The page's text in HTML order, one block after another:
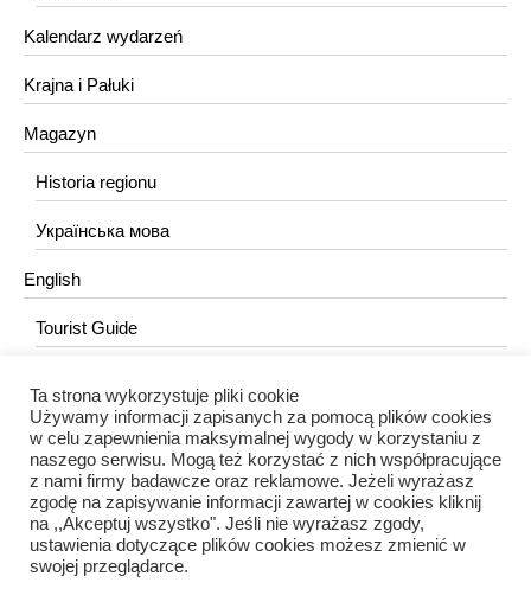
Kalendarz wydarzeń
Krajna i Pałuki
Magazyn
Historia regionu
Українська мова
English
Tourist Guide
KONTAKT
redakcja@portalkujawski.pl
Redakcja
Ta strona wykorzystuje pliki cookie
Używamy informacji zapisanych za pomocą plików cookies
w celu zapewnienia maksymalnej wygody w korzystaniu z
naszego serwisu. Mogą też korzystać z nich współpracujące
z nami firmy badawcze oraz reklamowe. Jeżeli wyrażasz
zgodę na zapisywanie informacji zawartej w cookies kliknij
na ,,Akceptuj wszystko". Jeśli nie wyrażasz zgody,
ustawienia dotyczące plików cookies możesz zmienić w
swojej przeglądarce.